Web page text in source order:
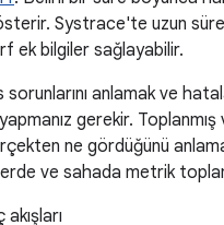
Systrace'te uzun
ek bilgiler sağlayabilir.
anlamak ve
gerekir.
ne gördüğünü
ve sahada metrik
akışları